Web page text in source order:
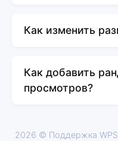
Как изменить
Как добавить
просмотров?
2026 © Поддержка